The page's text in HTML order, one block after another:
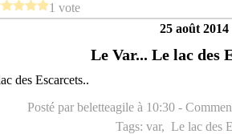
1 vote
25 août 2014
Le Var... Le lac des
Posté par beletteagile à 10:30 -
Tags: var, Le lac des